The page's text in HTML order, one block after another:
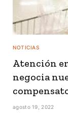
NOTICIAS
Atención
negocia
agosto 19, 2022